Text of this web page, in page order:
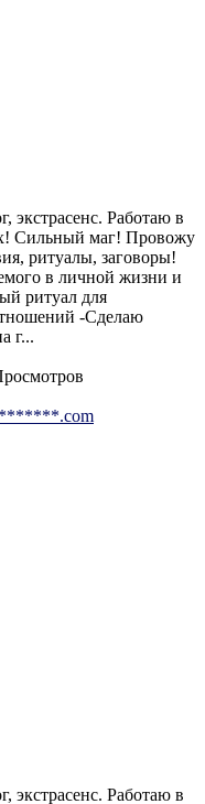
экстрасенс. Работаю в
Сильный маг! Провожу
ритуалы, заговоры!
в личной жизни и
ритуал для
-Сделаю
г...
экстрасенс. Работаю в